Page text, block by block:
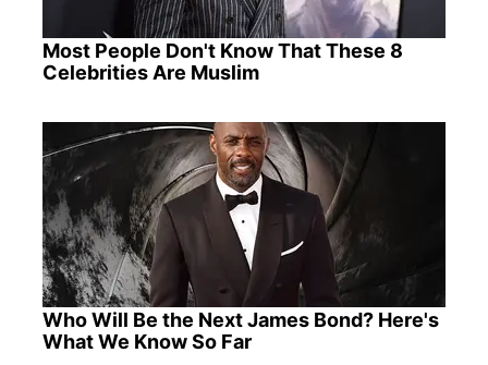
Most People Don't Know That These 8
Celebrities Are Muslim
Who Will Be the Next James Bond? Here's
What We Know So Far